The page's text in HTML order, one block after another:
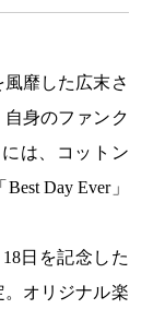
靡した広末さ
身のファンク
は、コットン
Day Ever」
日を記念した
オリジナル楽